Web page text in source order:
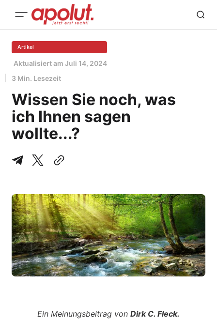
Artikel
Aktualisiert am Juli 14, 2024
3 Min. Lesezeit
Wissen Sie noch, was
ich Ihnen sagen
wollte...?
Ein Meinungsbeitrag von Dirk C. Fleck.